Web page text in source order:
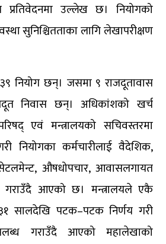
प्रतिवेदनमा उल्लेख छ। नियोगको
सुनिश्चितताका लागि लेखापरीक्षण
नियोग छन्। जसमा ९ राजदूतावास
निवास छन्। अधिकांशको खर्च
एवं मन्त्रालयको सचिवस्तरमा
नियोगका कर्मचारीलाई वैदेशिक,
सेटलमेन्ट, औषधोपचार, आवासलगायत
गराउँदै आएको छ। मन्त्रालयले एकै
सालदेखि पटक–पटक निर्णय गरी
गराउँदै आएको महालेखाको